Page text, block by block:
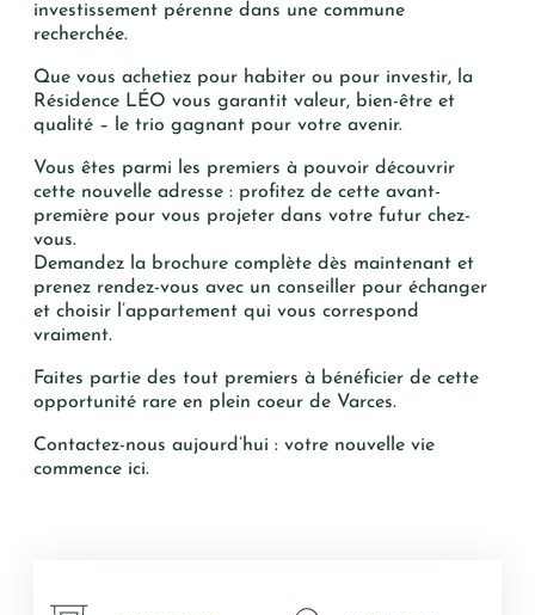
investissement pérenne dans une commune
recherchée.
Que vous achetiez pour habiter ou pour investir, la
Résidence LÉO vous garantit valeur, bien-être et
qualité – le trio gagnant pour votre avenir.
Vous êtes parmi les premiers à pouvoir découvrir
cette nouvelle adresse : profitez de cette avant-
première pour vous projeter dans votre futur chez-
vous.
Demandez la brochure complète dès maintenant et
prenez rendez-vous avec un conseiller pour échanger
et choisir l’appartement qui vous correspond
vraiment.
Faites partie des tout premiers à bénéficier de cette
opportunité rare en plein coeur de Varces.
Contactez-nous aujourd’hui : votre nouvelle vie
commence ici.